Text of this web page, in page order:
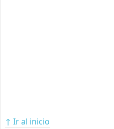
↑ Ir al inicio